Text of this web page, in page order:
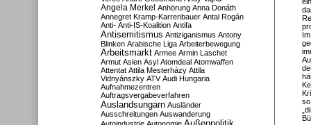
Angela Merkel Anhörung Anna Donáth
Annegret Kramp-Karrenbauer Antal Rogán
Anti- Anti-IS-Koalition Antifa
Antisemitismus Antiziganismus Antony
Blinken Arabische Liga Arbeiterbewegung
Arbeitsmarkt Armee Armin Laschet
Armut Asien Asyl Atomdeal Atomwaffen
Attentat Attila Mesterházy Attila
Vidnyánszky ATV Audi Hungaria
Aufnahmezentren
Auftragsvergabeverfahren
Auslandsungarn Ausländer
Ausschreitungen Auswanderung